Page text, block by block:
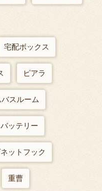
宅配ボックス
ピアラ
スルーム
バッテリー
ットフック
重曹